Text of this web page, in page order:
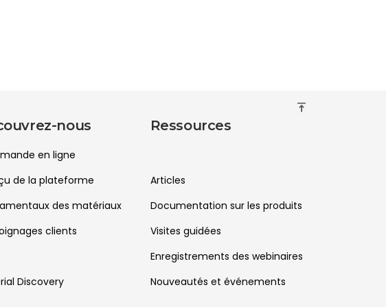
vertical_align_top
nous
en ligne
de la plateforme
des matériaux
clients
Discovery
Ressources
Articles
Documentation sur les produits
Visites guidées
Enregistrements des webinaires
Nouveautés et événements